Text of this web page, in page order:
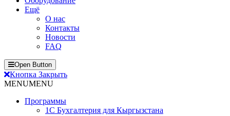
Ещё
О нас
Контакты
Новости
FAQ
Open Button
Кнопка Закрыть
MENUMENU
Программы
1С Бухгалтерия для Кыргызстана